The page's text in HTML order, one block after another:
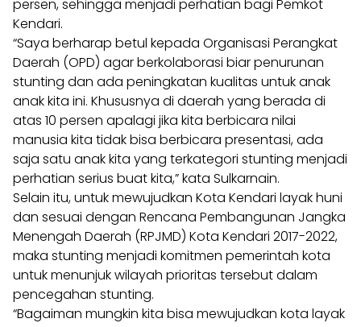
persen, sehingga menjadi perhatian bagi Pemkot
Kendari.
“Saya berharap betul kepada Organisasi Perangkat
Daerah (OPD) agar berkolaborasi biar penurunan
stunting dan ada peningkatan kualitas untuk anak
anak kita ini. Khususnya di daerah yang berada di
atas 10 persen apalagi jika kita berbicara nilai
manusia kita tidak bisa berbicara presentasi, ada
saja satu anak kita yang terkategori stunting menjadi
perhatian serius buat kita,” kata Sulkarnain.
Selain itu, untuk mewujudkan Kota Kendari layak huni
dan sesuai dengan Rencana Pembangunan Jangka
Menengah Daerah (RPJMD) Kota Kendari 2017-2022,
maka stunting menjadi komitmen pemerintah kota
untuk menunjuk wilayah prioritas tersebut dalam
pencegahan stunting.
“Bagaiman mungkin kita bisa mewujudkan kota layak